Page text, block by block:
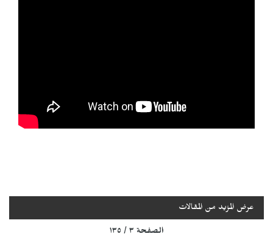
عرض المزيد من المقالات
الصفحة ٣ / ١٣٥